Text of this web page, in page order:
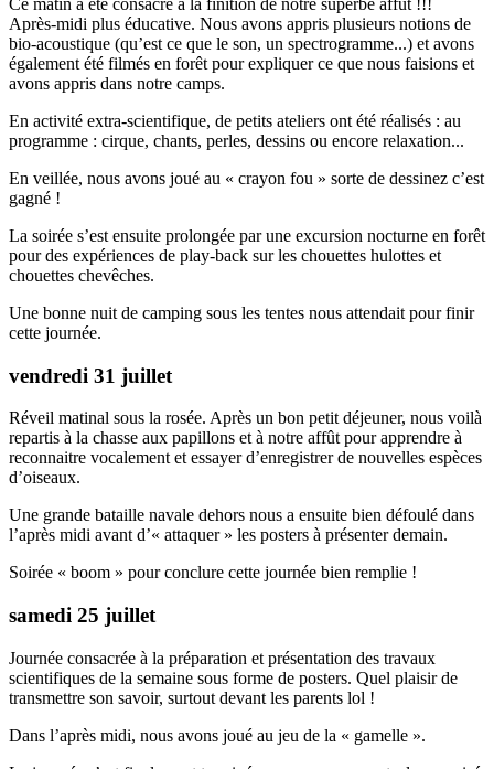
Ce matin a été consacré à la finition de notre superbe affût !!!
Après-midi plus éducative. Nous avons appris plusieurs notions de
bio-acoustique (qu’est ce que le son, un spectrogramme...) et avons
également été filmés en forêt pour expliquer ce que nous faisions et
avons appris dans notre camps.
En activité extra-scientifique, de petits ateliers ont été réalisés : au
programme : cirque, chants, perles, dessins ou encore relaxation...
En veillée, nous avons joué au « crayon fou » sorte de dessinez c’est
gagné !
La soirée s’est ensuite prolongée par une excursion nocturne en forêt
pour des expériences de play-back sur les chouettes hulottes et
chouettes chevêches.
Une bonne nuit de camping sous les tentes nous attendait pour finir
cette journée.
vendredi 31 juillet
Réveil matinal sous la rosée. Après un bon petit déjeuner, nous voilà
repartis à la chasse aux papillons et à notre affût pour apprendre à
reconnaitre vocalement et essayer d’enregistrer de nouvelles espèces
d’oiseaux.
Une grande bataille navale dehors nous a ensuite bien défoulé dans
l’après midi avant d’« attaquer » les posters à présenter demain.
Soirée « boom » pour conclure cette journée bien remplie !
samedi 25 juillet
Journée consacrée à la préparation et présentation des travaux
scientifiques de la semaine sous forme de posters. Quel plaisir de
transmettre son savoir, surtout devant les parents lol !
Dans l’après midi, nous avons joué au jeu de la « gamelle ».